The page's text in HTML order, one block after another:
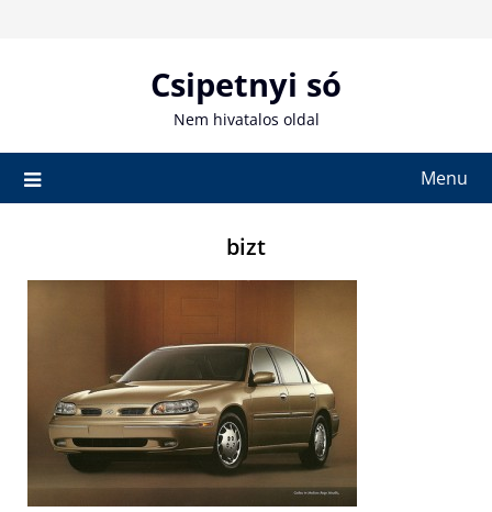
Csipetnyi só
Nem hivatalos oldal
Menu
bizt